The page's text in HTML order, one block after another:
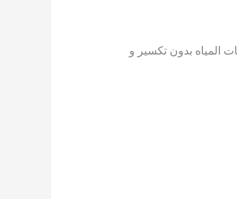
بدون تكسير و